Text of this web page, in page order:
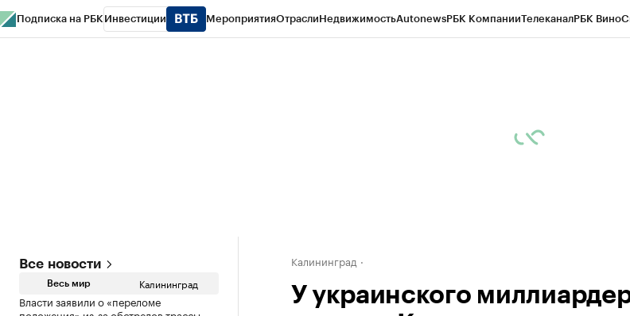
Подписка на РБК Инвестиции МероприятияОтраслиНедвижимостьAutonewsРБК КомпанииТелеканалРБК Вино
Все новости
Весь мир Калининград
Власти заявили о «переломе
Калининград
У украинского